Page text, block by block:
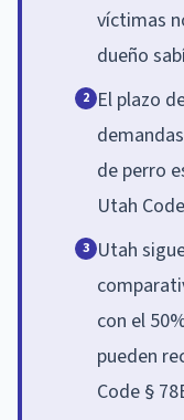
víctimas
dueño
2 El plazo
de perro
Utah
3 Utah
con el
pueden
Code §